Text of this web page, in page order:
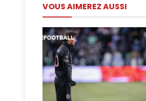
l’article
VOUS AIMEREZ AUSSI